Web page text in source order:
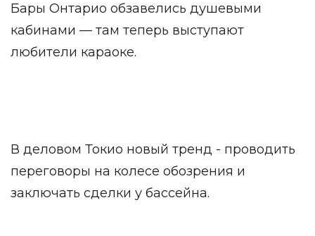
Бары Онтарио обзавелись душевыми
кабинами — там теперь выступают
любители караоке.
В деловом Токио новый тренд - проводить
переговоры на колесе обозрения и
заключать сделки у бассейна.